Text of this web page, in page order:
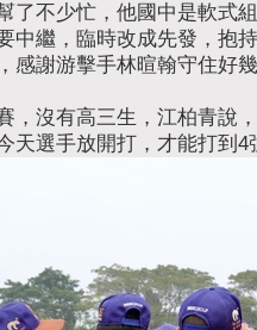
了不少忙，他國中是軟式
中繼，臨時改成先發，抱
感謝游擊手林暄翰守住好
，沒有高三生，江柏青說
天選手放開打，才能打到4